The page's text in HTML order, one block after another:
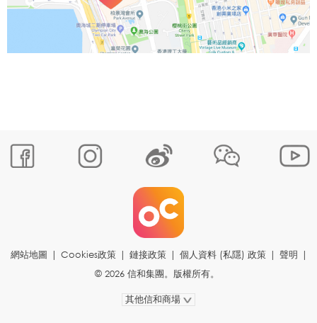
網站地圖 | Cookies政策 | 鏈接政策 | 個人資料 (私隱) 政策 | 聲明 |
© 2026 信和集團。版權所有。
其他信和商場